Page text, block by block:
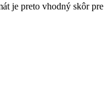
je preto vhodný skôr pre